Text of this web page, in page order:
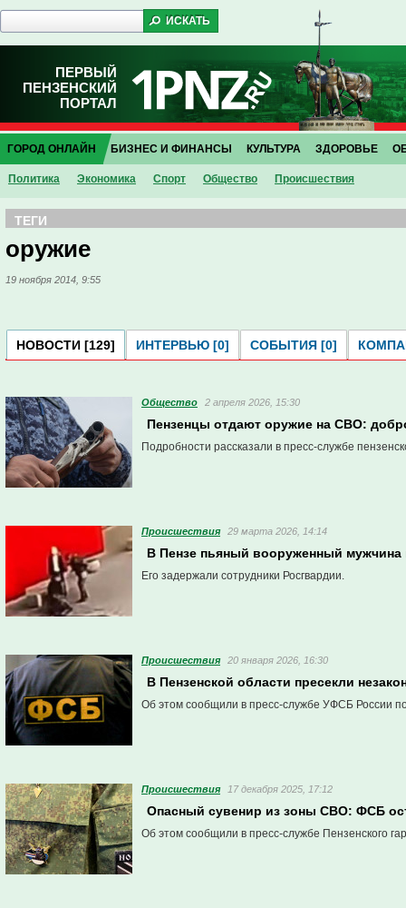
ПЕРВЫЙ
ПЕНЗЕНСКИЙ
ПОРТАЛ
ГОРОД ОНЛАЙН
Политика Экономика Спорт Общество Проиcшествия
БИЗНЕС И ФИНАНСЫ КУЛЬТУРА ЗДОРОВЬЕ
ТЕГИ
оружие
19 ноября 2014, 9:55
НОВОСТИ [129] ИНТЕРВЬЮ [0] СОБЫТИЯ [0]
Общество 2 апреля 2026, 15:30
Пензенцы отдают оружие на СВО:
Подробности рассказали в пресс-службе
Проиcшествия 29 марта 2026, 14:14
В Пензе пьяный вооруженный мужчина
Его задержали сотрудники Росгвардии.
Проиcшествия 20 января 2026, 16:30
В Пензенской области пресекли
Об этом сообщили в пресс-службе УФСБ России
Проиcшествия 17 декабря 2025, 17:12
Опасный сувенир из зоны СВО: ФСБ
Об этом сообщили в пресс-службе Пензенского